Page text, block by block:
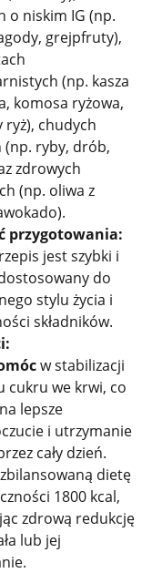
o niskim IG (np.
grejpfruty),
(np. kasza
komosa ryżowa,
ryż), chudych
(np. ryby, drób,
zdrowych
(np. oliwa z
przygotowania:
jest szybki i
do
stylu życia i
składników.
w stabilizacji
cukru we krwi, co
lepsze
i utrzymanie
cały dzień.
dietę
1800 kcal,
zdrową redukcję
lub jej